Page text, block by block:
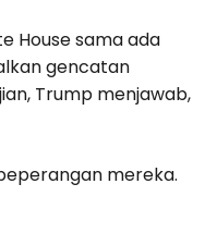
House sama ada
gencatan
Trump menjawab,
mereka.